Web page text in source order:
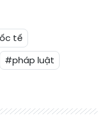
tế
#pháp luật